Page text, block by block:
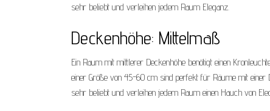
sehr beliebt und verleihen jedem Raum Eleganz.
Deckenhöhe: Mittelmaß
Ein Raum mit mittlerer Deckenhöhe benötigt einen
einer Größe von 45-60 cm sind perfekt für Räume mit
sehr beliebt und verleihen jedem Raum einen Hauch von